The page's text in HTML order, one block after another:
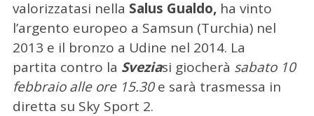
valorizzatasi nella Salus Gualdo,ha vinto
l’argento europeo a Samsun (Turchia) nel
2013 e il bronzo a Udine nel 2014. La
partita contro la Sveziasi giocherà sabato 10
febbraio alle ore 15.30e sarà trasmessa in
diretta su Sky Sport 2.